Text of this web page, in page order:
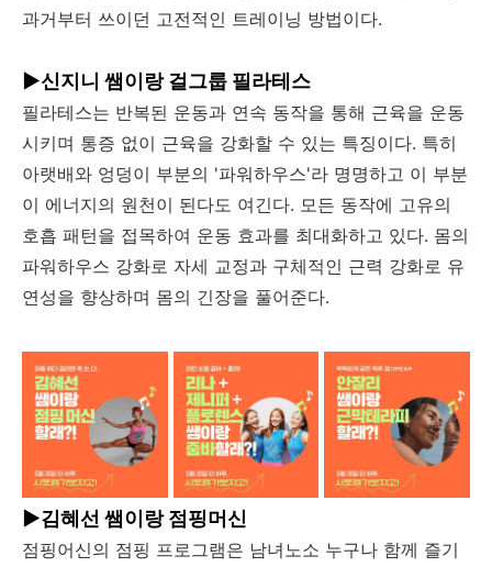
과거부터 쓰이던 고전적인 트레이닝 방법이다.
▶신지니 쌤이랑 걸그룹 필라테스
필라테스는 반복된 운동과 연속 동작을 통해 근육을 운동
시키며 통증 없이 근육을 강화할 수 있는 특징이다. 특히
아랫배와 엉덩이 부분의 '파워하우스'라 명명하고 이 부분
이 에너지의 원천이 된다도 여긴다. 모든 동작에 고유의
호흡 패턴을 접목하여 운동 효과를 최대화하고 있다. 몸의
파워하우스 강화로 자세 교정과 구체적인 근력 강화로 유
연성을 향상하며 몸의 긴장을 풀어준다.
▶김혜선 쌤이랑 점핑머신
점핑어신의 점핑 프로그램은 남녀노소 누구나 함께 즐기